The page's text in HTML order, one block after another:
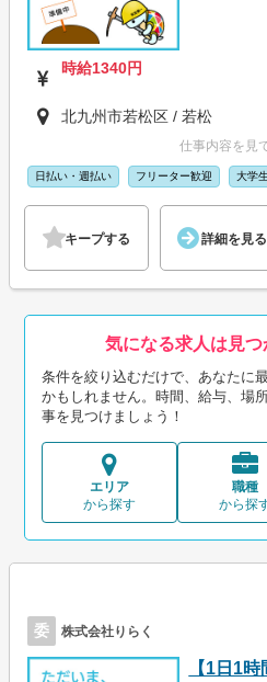
時給1340円
北九州市若松区 / 若松
仕事内容を見
日払い・週払い フリーター歓迎 大学
キープする 詳細を見る
気になる求人は見つ
条件を絞り込むだけで、あなたに
かもしれません。時間、給与、場
事を見つけましょう！
エリア
から探す
職種
から探
委 株式会社りらく
【1日1